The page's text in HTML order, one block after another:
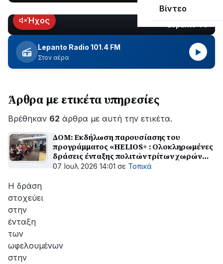
Βίντεο
Κωτσανά
για
τα
μεγάλα
έργα
LIVEΉχος
Lepanto Radio 101.4 FM
Στον αέρα
▶
Άρθρα με ετικέτα υπηρεσίες
Βρέθηκαν 62 άρθρα με αυτή την ετικέτα.
ΔΟΜ: Εκδήλωση παρουσίασης του
προγράμματος «HELIOS+ : Ολοκληρωμένες
δράσεις ένταξης πολιτών τρίτων χωρών
στην αγορά εργασίας στην Περιφέρεια
07 Ιουλ 2026 14:01 σε Τοπικά
Η δράση
στοχεύει
στην
ένταξη
των
ωφελουμένων
στην